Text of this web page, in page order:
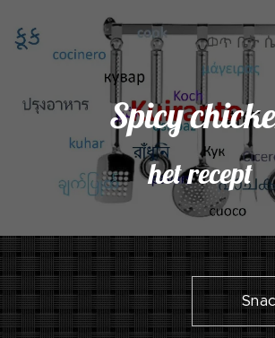
Spicy
het recept